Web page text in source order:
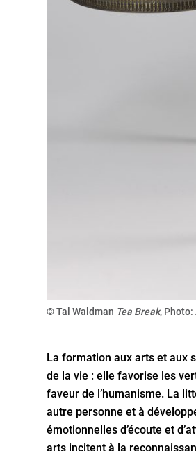
© Tal Waldman Tea Break, Photo:
La formation aux arts et aux
de la vie : elle favorise les
faveur de l’humanisme. La
autre personne et à
émotionnelles d’écoute et
arts incitent à la